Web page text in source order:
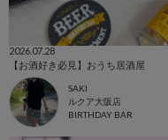
2026.07.28
【お酒好き必見】おうち居酒屋
SAKI
ルクア大阪店
BIRTHDAY BAR